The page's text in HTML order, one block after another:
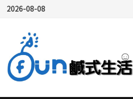
Skip
content
2026-08-08